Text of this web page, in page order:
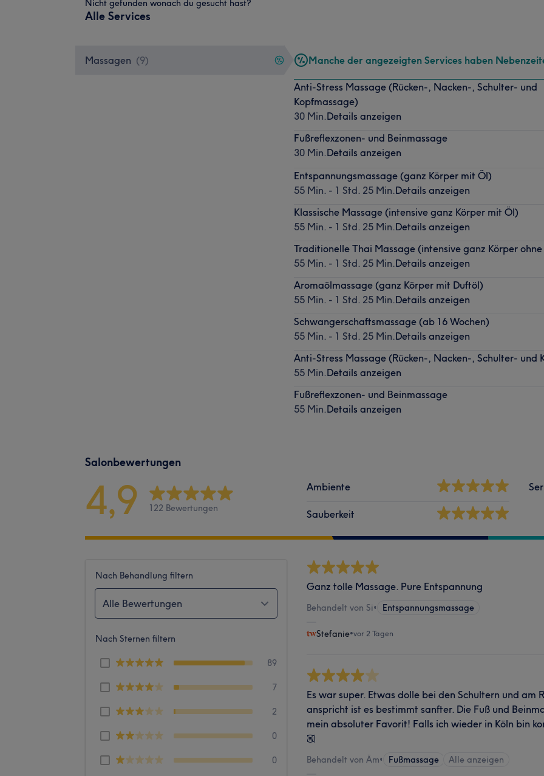
Nicht gefunden wonach du gesucht hast?
Alle Services
Massagen (9) Manche der angezeigten Services haben
Anti-Stress Massage (Rücken-, Nacken-, Schulter- und
Kopfmassage)
30 Min.Details anzeigen
Fußreflexzonen- und Beinmassage
30 Min.Details anzeigen
Entspannungsmassage (ganz Körper mit Öl)
55 Min. - 1 Std. 25 Min.Details anzeigen
Klassische Massage (intensive ganz Körper mit Öl)
55 Min. - 1 Std. 25 Min.Details anzeigen
Traditionelle Thai Massage (intensive ganz Körper
55 Min. - 1 Std. 25 Min.Details anzeigen
Aromaölmassage (ganz Körper mit Duftöl)
55 Min. - 1 Std. 25 Min.Details anzeigen
Schwangerschaftsmassage (ab 16 Wochen)
55 Min. - 1 Std. 25 Min.Details anzeigen
Anti-Stress Massage (Rücken-, Nacken-, Schulter- und
55 Min.Details anzeigen
Fußreflexzonen- und Beinmassage
55 Min.Details anzeigen
Salonbewertungen
4,9 122 Bewertungen
Ambiente
Sauberkeit
Nach Behandlung filtern
Alle Bewertungen
Nach Sternen filtern
89
7
2
0
0
Ganz tolle Massage. Pure Entspannung
Behandelt von Si• Entspannungsmassage
Stefanie•vor 2 Tagen
Es war super. Etwas dolle bei den Schultern und am
anspricht ist es bestimmt sanfter. Die Fuß und
mein absoluter Favorit! Falls ich wieder in Köln bin
🏼
Behandelt von Äm• Fußmassage Alle anzeigen